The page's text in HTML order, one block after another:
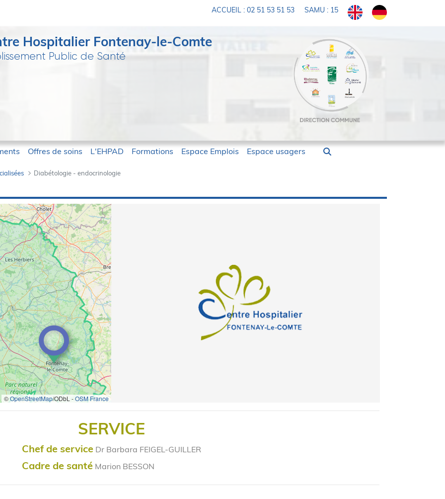
ACCUEIL : 02 51 53 51 53 SAMU : 15
Hospitalier Fontenay-le-Comte
Public de Santé
Offres de soins L'EHPAD Formations Espace Emplois Espace usagers
Diabétologie - endocrinologie
- CH-Fontenay
©OpenStreetMap/ODbL -OSM France
SERVICE
Chef de service Dr Barbara FEIGEL-GUILLER
Cadre de santé Marion BESSON